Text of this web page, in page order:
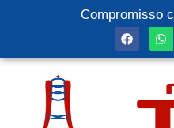
Compromisso